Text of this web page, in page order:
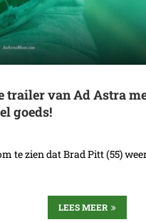
trailer van Ad Astra
goeds!
te zien dat Brad Pitt (55)
LEES MEER